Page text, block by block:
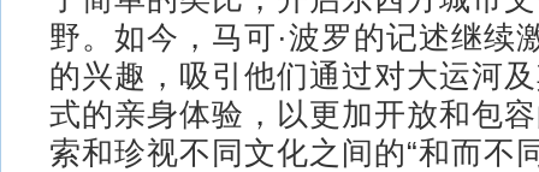
野。如今，马可·波罗的记述继续
的兴趣，吸引他们通过对大运河
式的亲身体验，以更加开放和包
索和珍视不同文化之间的“和而不